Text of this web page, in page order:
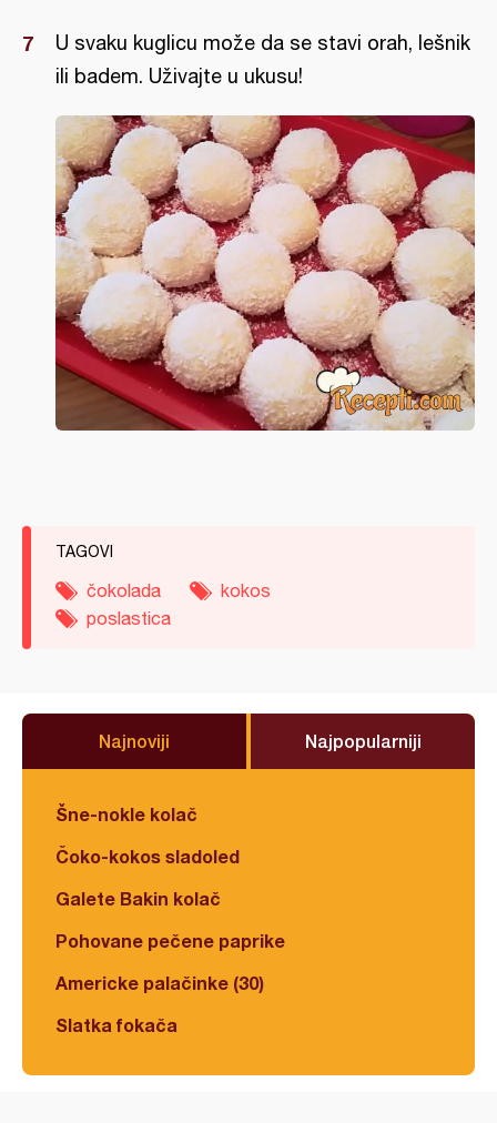
U svaku kuglicu može da se stavi orah, lešnik
ili badem. Uživajte u ukusu!
TAGOVI
čokolada
kokos
poslastica
Najnoviji Najpopularniji
Šne-nokle kolač
Čoko-kokos sladoled
Galete Bakin kolač
Pohovane pečene paprike
Americke palačinke (30)
Slatka fokača